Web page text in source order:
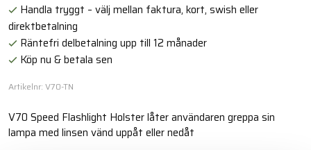
Handla tryggt – välj mellan faktura, kort, swish eller
direktbetalning
Räntefri delbetalning upp till 12 månader
Köp nu & betala sen
Artikelnr: V70-TN
V70 Speed Flashlight Holster låter användaren greppa sin
lampa med linsen vänd uppåt eller nedåt